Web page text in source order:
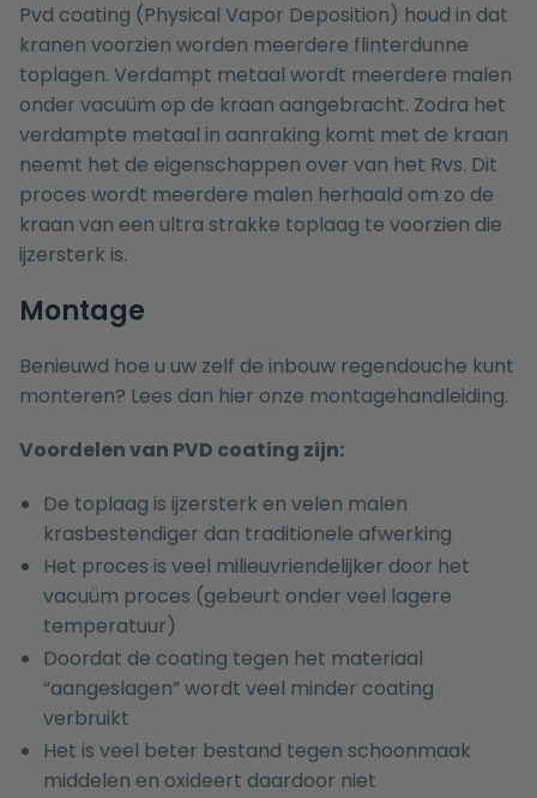
Pvd coating (Physical Vapor Deposition) houd in dat
kranen voorzien worden meerdere flinterdunne
toplagen. Verdampt metaal wordt meerdere malen
onder vacuüm op de kraan aangebracht. Zodra het
verdampte metaal in aanraking komt met de kraan
neemt het de eigenschappen over van het Rvs. Dit
proces wordt meerdere malen herhaald om zo de
kraan van een ultra strakke toplaag te voorzien die
ijzersterk is.
Montage
Benieuwd hoe u uw zelf de inbouw regendouche kunt
monteren? Lees dan hier onze montagehandleiding.
Voordelen van PVD coating zijn:
De toplaag is ijzersterk en velen malen
krasbestendiger dan traditionele afwerking
Het proces is veel milieuvriendelijker door het
vacuüm proces (gebeurt onder veel lagere
temperatuur)
Doordat de coating tegen het materiaal
“aangeslagen” wordt veel minder coating
verbruikt
Het is veel beter bestand tegen schoonmaak
middelen en oxideert daardoor niet